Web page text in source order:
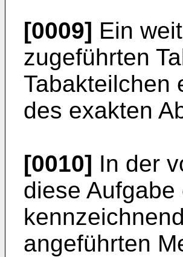
[0009] Ein
zugeführten
Tabakteilchen
des exakten
[0010] In der
diese
angeführten